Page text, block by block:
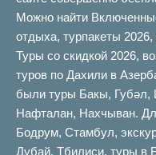
Можно найти
отдыха, турпакеты
Туры со скидкой 2026,
туров по Дахили в
были туры Бакы,
Нафталан, Нахчыван.
Бодрум, Стамбул,
Дубай, Тбилиси, туры в